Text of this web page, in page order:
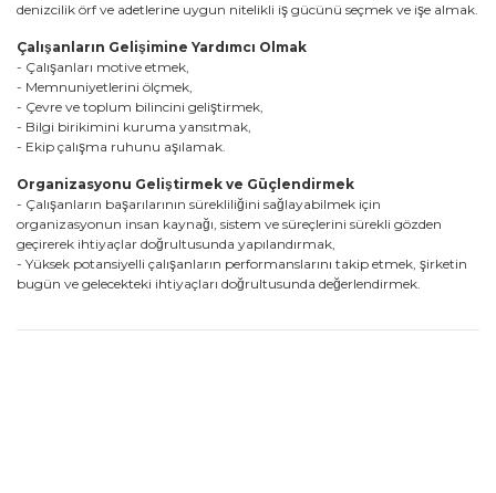
denizcilik örf ve adetlerine uygun nitelikli iş gücünü seçmek ve işe almak.
Çalışanların Gelişimine Yardımcı Olmak
- Çalışanları motive etmek,
- Memnuniyetlerini ölçmek,
- Çevre ve toplum bilincini geliştirmek,
- Bilgi birikimini kuruma yansıtmak,
- Ekip çalışma ruhunu aşılamak.
Organizasyonu Geliştirmek ve Güçlendirmek
- Çalışanların başarılarının sürekliliğini sağlayabilmek için
organizasyonun insan kaynağı, sistem ve süreçlerini sürekli gözden
geçirerek ihtiyaçlar doğrultusunda yapılandırmak,
- Yüksek potansiyelli çalışanların performanslarını takip etmek, şirketin
bugün ve gelecekteki ihtiyaçları doğrultusunda değerlendirmek.